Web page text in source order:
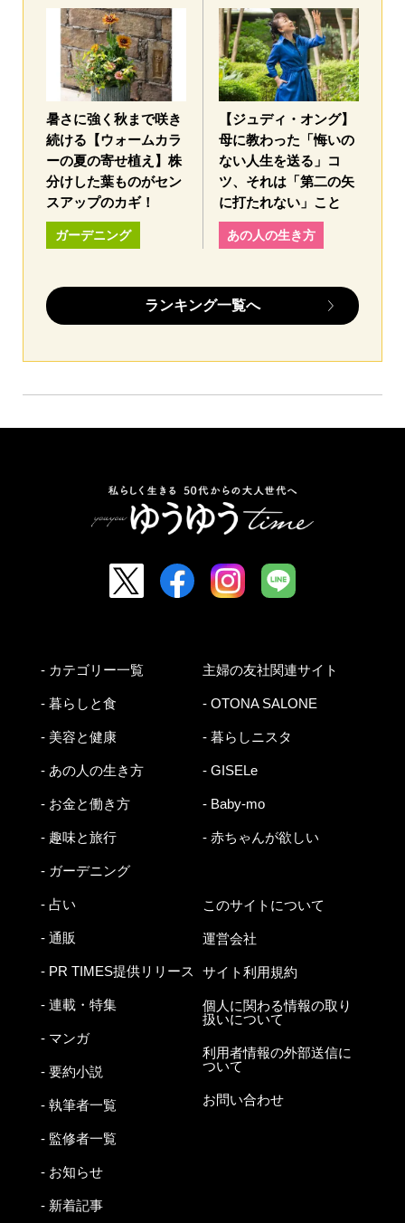
暑さに強く秋まで咲き
続ける【ウォームカラ
ーの夏の寄せ植え】株
分けした葉ものがセン
スアップのカギ！
ガーデニング
【ジュディ・オング】
母に教わった「悔いの
ない人生を送る」コ
ツ、それは「第二の矢
に打たれない」こと
あの人の生き方
ランキング一覧へ
- カテゴリー一覧
- 暮らしと食
- 美容と健康
- あの人の生き方
- お金と働き方
- 趣味と旅行
- ガーデニング
- 占い
- 通販
- PR TIMES提供リリース
- 連載・特集
- マンガ
- 要約小説
- 執筆者一覧
- 監修者一覧
- お知らせ
- 新着記事
主婦の友社関連サイト
- OTONA SALONE
- 暮らしニスタ
- GISELe
- Baby-mo
- 赤ちゃんが欲しい
このサイトについて
運営会社
サイト利用規約
個人に関わる情報の取り
扱いについて
利用者情報の外部送信に
ついて
お問い合わせ